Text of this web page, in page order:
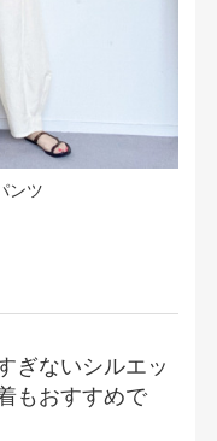
ンツ
ぎないシルエッ
もおすすめで